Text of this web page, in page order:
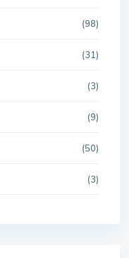
(98)
(31)
(3)
(9)
(50)
(3)